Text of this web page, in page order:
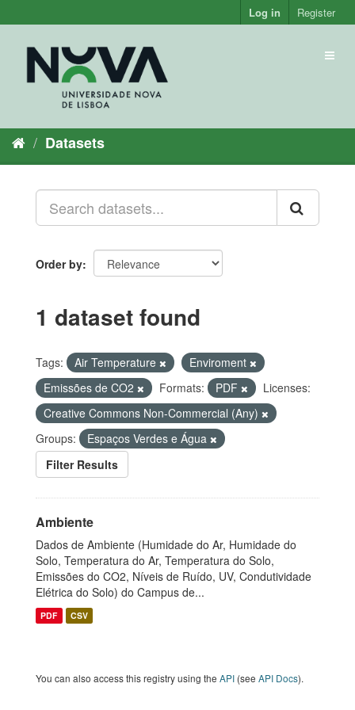
to
Log in Register
Datasets
Order by
1 dataset found
Tags: Air Temperature
Enviroment
Emissões de CO2
Formats: PDF
Licenses:
Creative Commons Non-Commercial (Any)
Groups:
Espaços Verdes e Água
Filter Results
Ambiente
Dados de Ambiente (Humidade do Ar, Humidade do
Solo, Temperatura do Ar, Temperatura do Solo,
Emissões do CO2, Níveis de Ruído, UV, Condutividade
Elétrica do Solo) do Campus de...
PDF CSV
You can also access this registry using the API (see API Docs).